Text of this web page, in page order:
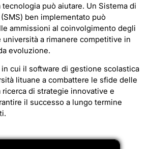
tecnologia può aiutare. Un Sistema di
ben implementato può
ammissioni al coinvolgimento degli
a rimanere competitive in
evoluzione.
cui il software di gestione scolastica
lituane a combattere le sfide delle
di strategie innovative e
il successo a lungo termine